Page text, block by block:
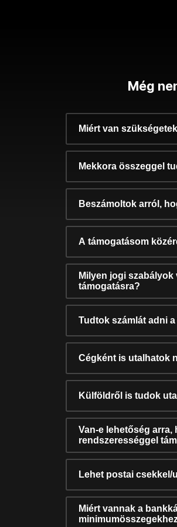
Még
Miért van
Mekkora összeggel
Beszámoltok arról,
A támogatásom
Milyen jogi
támogatásra?
Tudtok számlát adni
Cégként is utalhatok
Külföldről is tudok
Van-e lehetőség
rendszerességgel
Lehet postai
Miért vannak a